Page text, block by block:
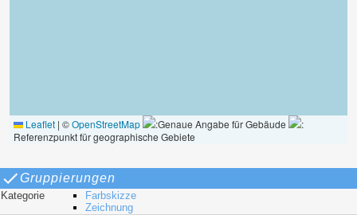
Leaflet | ©OpenStreetMap :Genaue Angabe für Gebäude
:
Referenzpunkt für geographische Gebiete
Gruppierungen
Kategorie
Farbskizze
Zeichnung